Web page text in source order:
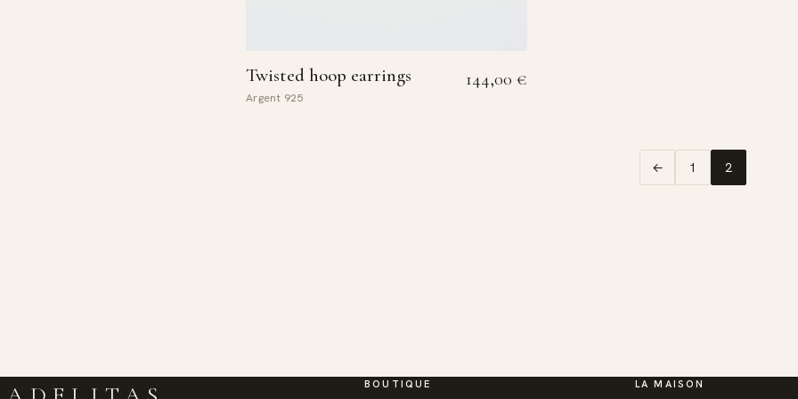
Twisted hoop earrings
Argent 925
144,00 €
← 1 2
BOUTIQUE LA MAISON